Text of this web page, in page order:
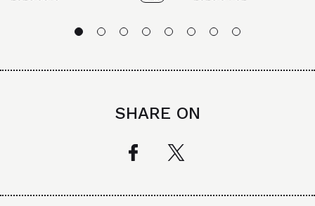
さん、博士前期課程2年の吉田薫
画研究室（泉山ゼミ））、泉山塁威
具部におけるケーブルの
研究」が構造工学論文集B
SHARE ON